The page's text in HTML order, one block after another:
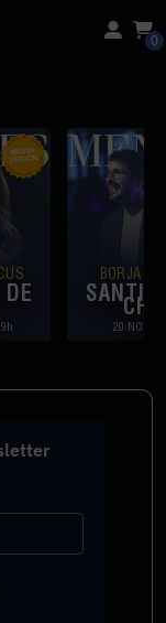
0
DE
BORJA
20